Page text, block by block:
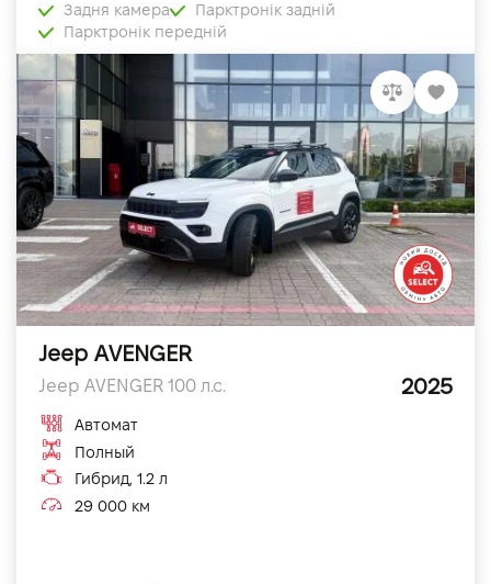
Задня камера
Парктронік задній
Парктронік передній
Jeep AVENGER
Jeep AVENGER 100 л.с. 2025
Автомат
Полный
Гибрид, 1.2 л
29 000 км